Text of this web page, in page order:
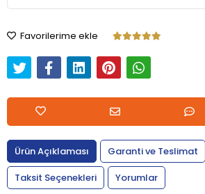
Favorilerime ekle
Ürün Açıklaması
Garanti ve Teslimat
Taksit Seçenekleri
Yorumlar